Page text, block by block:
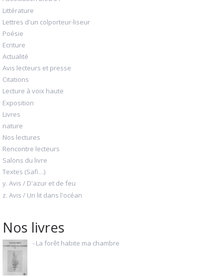
Littérature
Lettres d'un colporteur-liseur
Poésie
Ecriture
Actualité
Avis lecteurs et presse
Citations
Lecture à voix haute
Exposition
Livres
nature
Nos lectures
Rencontre lecteurs
Salons du livre
Textes (Safi…)
y. Avis / D'azur et de feu
z. Avis / Un lit dans l'océan
Nos livres
- La forêt habite ma chambre